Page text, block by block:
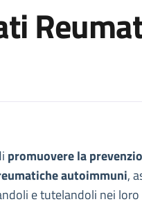
promuovere la
autoimmuni,
e tutelandoli nei